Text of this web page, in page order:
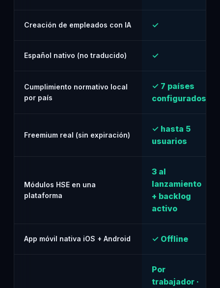
Creación de empleados con IA ✓
Español nativo (no traducido) ✓
Cumplimiento normativo local
por país
✓ 7 países
configurados
Freemium real (sin expiración)
✓ hasta 5
usuarios
Módulos HSE en una
plataforma
3 al
lanzamiento
+ backlog
activo
App móvil nativa iOS + Android ✓ Offline
Por
trabajador ·